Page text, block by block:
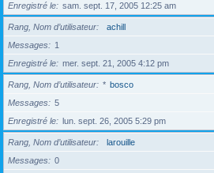
Enregistré le
sam. sept. 17, 2005 12:25 am
Rang, Nom d’utilisateur
achill
Messages
1
Enregistré le
mer. sept. 21, 2005 4:12 pm
Rang, Nom d’utilisateur * bosco
Messages
5
Enregistré le
lun. sept. 26, 2005 5:29 pm
Rang, Nom d’utilisateur
larouille
Messages
0